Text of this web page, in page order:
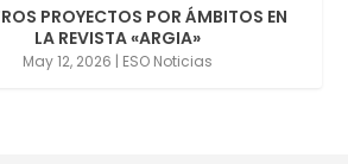
PROYECTOS POR ÁMBITOS EN
LA REVISTA «ARGIA»
May 12, 2026 | ESO Noticias